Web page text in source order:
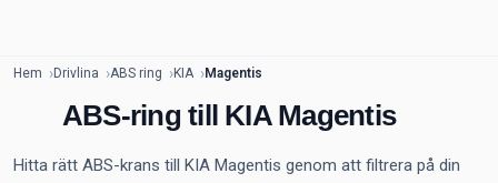
Hem Drivlina ABS ring KIA Magentis
ABS-ring till KIA Magentis
Hitta rätt ABS-krans till KIA Magentis genom att filtrera på din